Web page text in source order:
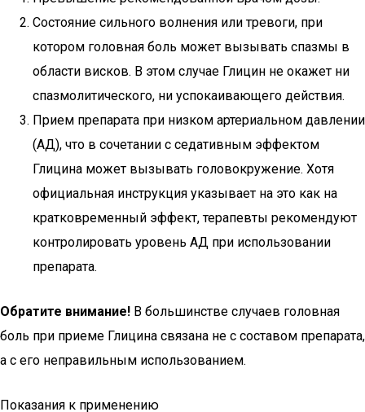
Состояние сильного волнения или тревоги, при
котором головная боль может вызывать спазмы в
области висков. В этом случае Глицин не окажет ни
спазмолитического, ни успокаивающего действия.
Прием препарата при низком артериальном давлении
(АД), что в сочетании с седативным эффектом
Глицина может вызывать головокружение. Хотя
официальная инструкция указывает на это как на
кратковременный эффект, терапевты рекомендуют
контролировать уровень АД при использовании
препарата.
Обратите внимание! В большинстве случаев головная
боль при приеме Глицина связана не с составом препарата,
а с его неправильным использованием.
Показания к применению